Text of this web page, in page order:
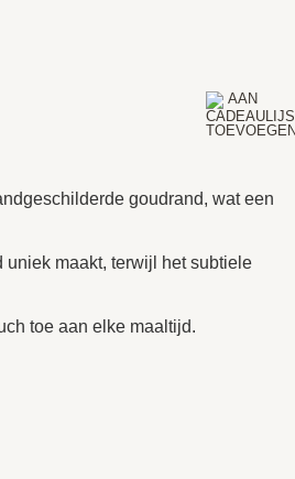
goudrand, wat een
uniek maakt, terwijl het subtiele
toe aan elke maaltijd.